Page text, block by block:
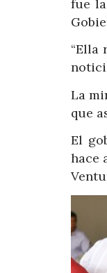
fue
“Ella
La
que
El
hace